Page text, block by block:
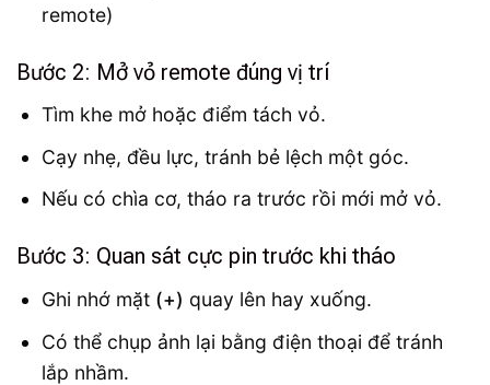
remote)
Bước 2: Mở vỏ remote đúng vị trí
Tìm khe mở hoặc điểm tách vỏ.
Cạy nhẹ, đều lực, tránh bẻ lệch một góc.
Nếu có chìa cơ, tháo ra trước rồi mới mở vỏ.
Bước 3: Quan sát cực pin trước khi tháo
Ghi nhớ mặt (+) quay lên hay xuống.
Có thể chụp ảnh lại bằng điện thoại để tránh
lắp nhầm.